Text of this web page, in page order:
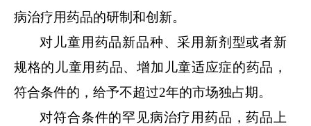
病治疗用药品的研制和创新。
对儿童用药品新品种、采用新剂型或者新
规格的儿童用药品、增加儿童适应症的药品，
符合条件的，给予不超过2年的市场独占期。
对符合条件的罕见病治疗用药品，药品上